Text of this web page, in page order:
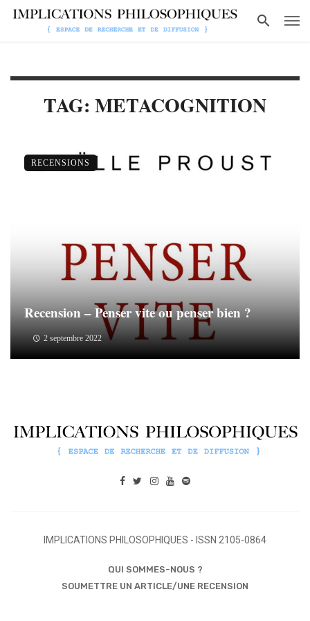
TAG: METACOGNITION
Recension – Penser vite ou penser bien ?
2 septembre 2022
RECENSIONS
IMPLICATIONS PHILOSOPHIQUES - ISSN 2105-0864
QUI SOMMES-NOUS ?
SOUMETTRE UN ARTICLE/UNE RECENSION